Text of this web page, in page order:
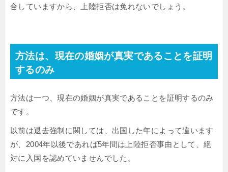
合していますから、上陸拒否は免れないでしょう。
方法は、現在の婚姻が真実であることを証明
するのみ
方法は一つ、現在の婚姻が真実であることを証明するのみ
です。
以前は退去強制に関しては、出国した年によって違います
が、2004年以後であれば5年間は上陸拒否事由として、絶
対に入国を認めていませんでした。